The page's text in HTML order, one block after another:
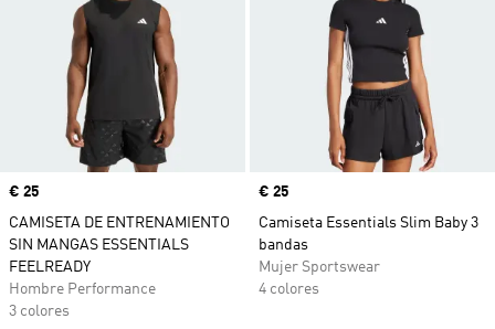
Precio
€ 25
CAMISETA DE ENTRENAMIENTO
SIN MANGAS ESSENTIALS
FEELREADY
Hombre Performance
3 colores
Precio
€ 25
Camiseta Essentials Slim Baby 3
bandas
Mujer Sportswear
4 colores